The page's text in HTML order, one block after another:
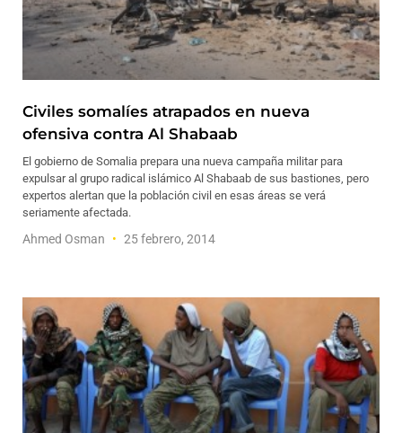
Civiles somalíes atrapados en nueva
ofensiva contra Al Shabaab
El gobierno de Somalia prepara una nueva campaña militar para
expulsar al grupo radical islámico Al Shabaab de sus bastiones, pero
expertos alertan que la población civil en esas áreas se verá
seriamente afectada.
Ahmed Osman 25 febrero, 2014